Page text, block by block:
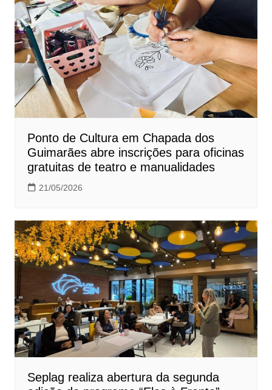
Ponto de Cultura em Chapada dos
Guimarães abre inscrições para oficinas
gratuitas de teatro e manualidades
21/05/2026
Seplag realiza abertura da segunda